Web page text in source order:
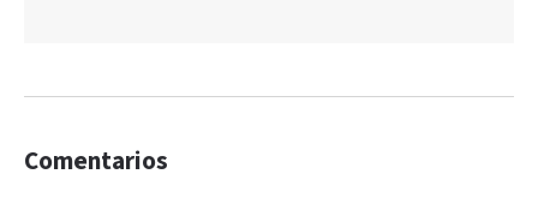
Comentarios